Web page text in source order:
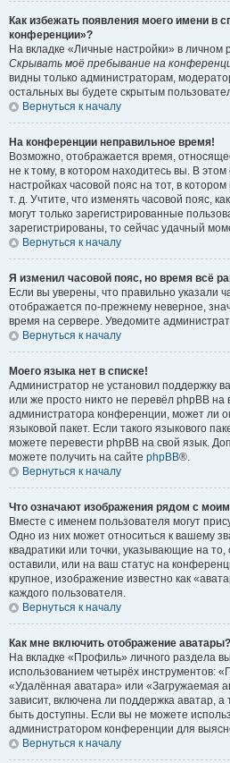
Как избежать появления моего имени в
конференции»?
На вкладке «Личные настройки» в
Скрывать моё пребывание на
видны только администраторам,
остальных вы будете скрытым
Вернуться к началу
На конференции неправильное время!
Возможно, отображается время,
не к тому, в котором находитесь вы. В
настройках часовой пояс на тот, в
т. д. Учтите, что изменять часовой пояс,
могут только зарегистрированные
зарегистрированы, то сейчас удачный
Вернуться к началу
Я изменил часовой пояс, но время всё
Если вы уверены, что правильно указали
отображается по-прежнему неверное,
время на сервере. Уведомите
Вернуться к началу
Моего языка нет в списке!
Администратор не установил поддержку
или же просто никто не перевёл phpBB
администратора конференции, может ли
языковой пакет. Если такого языкового
можете перевести phpBB на свой язык.
можете получить на сайте phpBB®.
Вернуться к началу
Что означают изображения рядом с
Вместе с именем пользователя могут
Одно из них может относиться к вашему
квадратики или точки, указывающие на
оставили, или на ваш статус на
крупное, изображение известно как
каждого пользователя.
Вернуться к началу
Как мне включить отображение аватары?
На вкладке «Профиль» личного раздела
использованием четырёх инструментов:
«Удалённая аватара» или «Загружаемая
зависит, включена ли поддержка аватар, а
быть доступны. Если вы не можете
администратором конференции для
Вернуться к началу